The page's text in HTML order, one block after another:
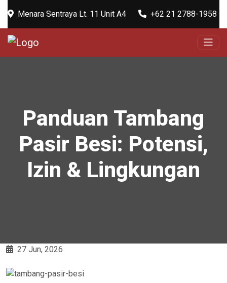
Menara Sentraya Lt. 11 Unit A4 +62 21 2788-1958
Panduan Tambang
Pasir Besi: Potensi,
Izin & Lingkungan
27 Jun, 2026